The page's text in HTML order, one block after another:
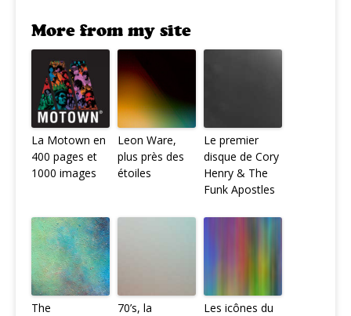
More from my site
La Motown en
400 pages et
1000 images
Leon Ware,
plus près des
étoiles
Le premier
disque de Cory
Henry & The
Funk Apostles
The
70’s, la
Les icônes du